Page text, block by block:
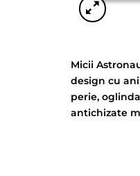
Micii
design cu
perie,
antichizate